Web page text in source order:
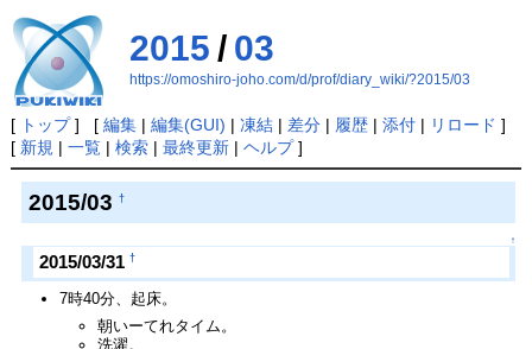
2015 / 03
https://omoshiro-joho.com/d/prof/diary_wiki/?2015/03
[ トップ] [ 編集| 編集(GUI) | 凍結| 差分| 履歴| 添付| リロード ]
[ 新規 | 一覧| 検索| 最終更新| ヘルプ]
2015/03 †
↑
2015/03/31 †
7時40分、起床。
朝いーてれタイム。
洗濯。